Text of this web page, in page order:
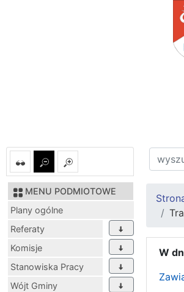
MENU PODMIOTOWE
Plany ogólne
Referaty
Komisje
Stanowiska Pracy
Wójt Gminy
W